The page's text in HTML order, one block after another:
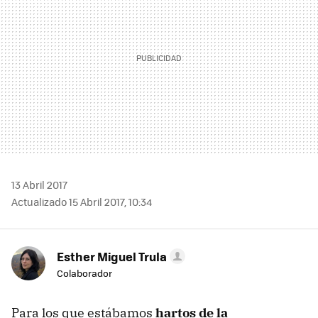
13 Abril 2017
Actualizado 15 Abril 2017, 10:34
Esther Miguel Trula
Colaborador
Para los que estábamos hartos de la